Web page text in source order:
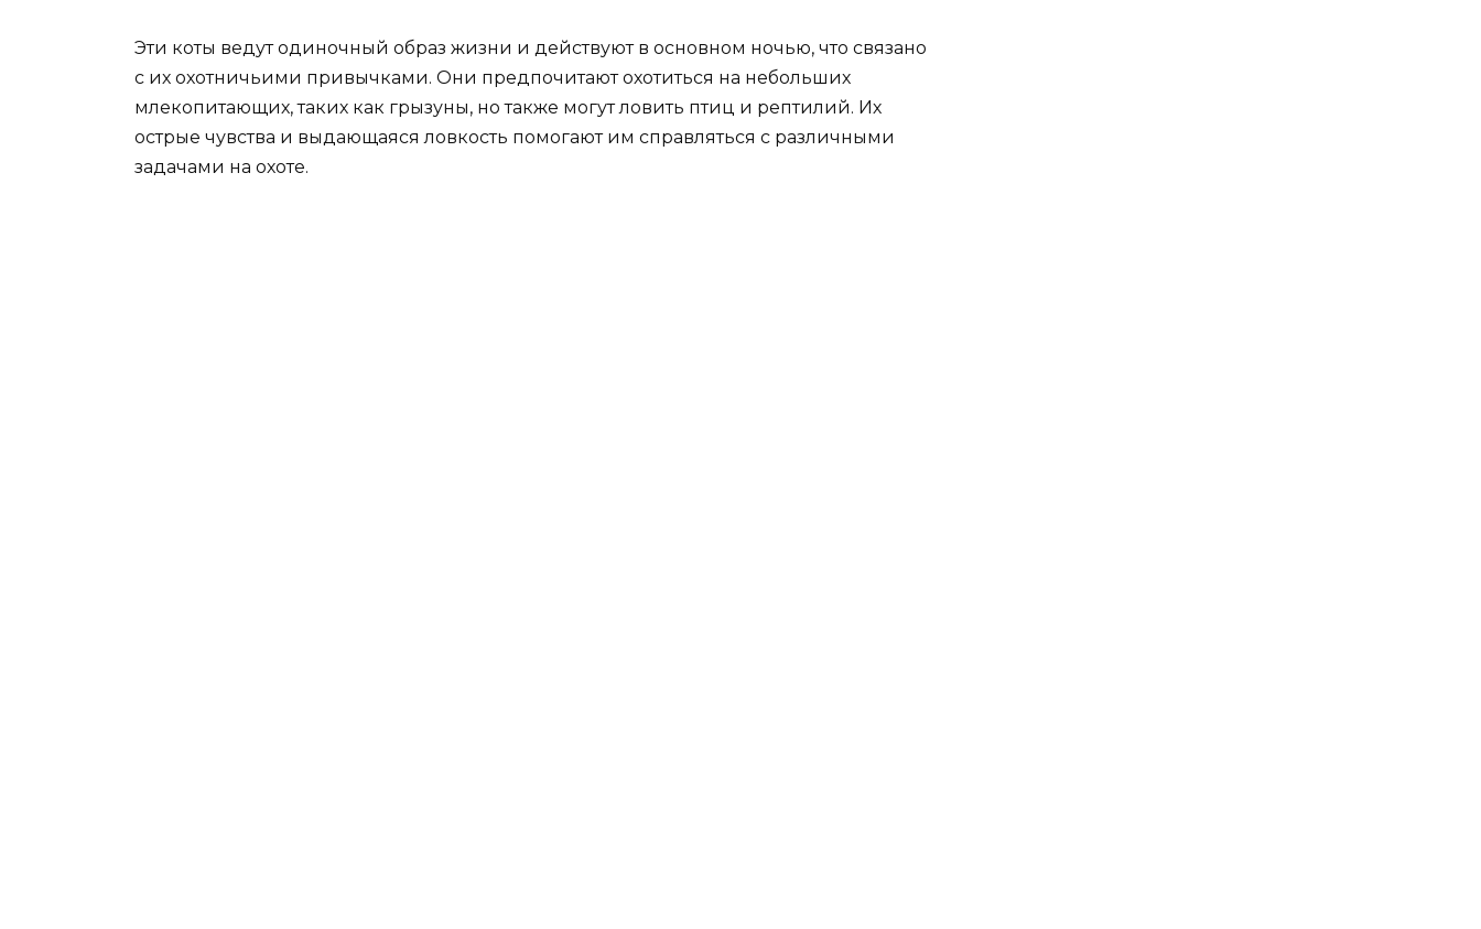
Эти коты ведут одиночный образ жизни и действуют в основном ночью, что связано
с их охотничьими привычками. Они предпочитают охотиться на небольших
млекопитающих, таких как грызуны, но также могут ловить птиц и рептилий. Их
острые чувства и выдающаяся ловкость помогают им справляться с различными
задачами на охоте.